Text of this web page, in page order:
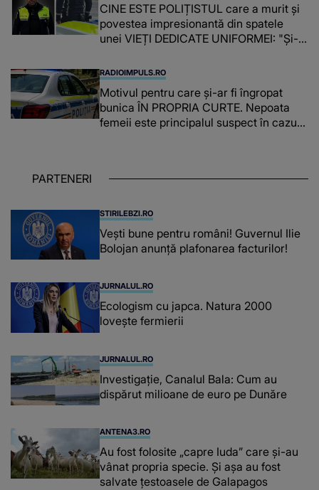
CINE ESTE POLIȚISTUL care a murit și
povestea impresionantă din spatele
unei VIEȚI DEDICATE UNIFORMEI: "Și-a
iar în relația cu colegii a fost un sprijin,
un sfătuitor și un..."
RADIOIMPULS.RO
Motivul pentru care și-ar fi îngropat
bunica ÎN PROPRIA CURTE. Nepoata
femeii este principalul suspect în cazul
PARTENERI
STIRILEBZI.RO
Vești bune pentru români! Guvernul Ilie
Bolojan anunță plafonarea facturilor!
JURNALUL.RO
Ecologism cu japca. Natura 2000
lovește fermierii
JURNALUL.RO
Investigație, Canalul Bala: Cum au
dispărut milioane de euro pe Dunăre
ANTENA3.RO
Au fost folosite „capre Iuda” care și-au
vânat propria specie. Și așa au fost
salvate țestoasele de Galapagos